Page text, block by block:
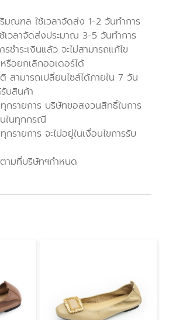
มณฑล ใช้เวลาจัดส่ง 1-2 วันทำการ
เวลาจัดส่งประมาณ 3-5 วันทำการ
ชำระเงินแล้ว จะไม่สามารถแก้ไข
รือยกเลิกออเดอร์ได้
สามารถเปลี่ยนไซส์ได้ภายใน 7 วัน
บสินค้า
กรายการ บริษัทขอสงวนสิทธิ์ในการ
ในทุกกรณี
รายการ จะไม่อยู่ในเงื่อนไขการรับ
ตามที่บริษัทฯกำหนด